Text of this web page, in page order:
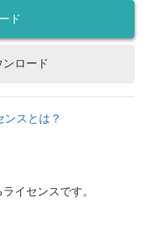
ド
ンロード
ンスとは？
イセンスです。